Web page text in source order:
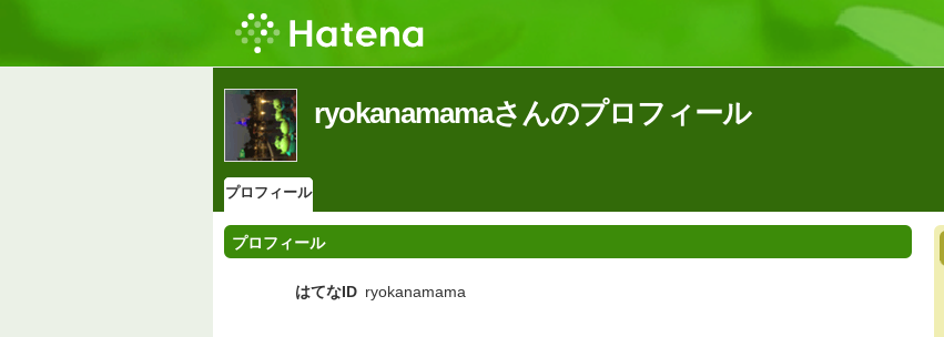
ryokanamamaさんのプロフィール
プロフィール
プロフィール
はてなID ryokanamama